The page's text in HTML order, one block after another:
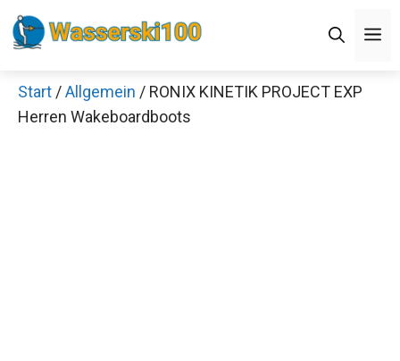
Zum
Inhalt
Start /Allgemein / RONIX KINETIK PROJECT EXP
Herren Wakeboardboots